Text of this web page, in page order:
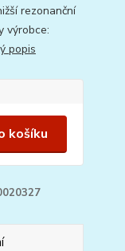
rezonanční
výrobce:
popis
košíku